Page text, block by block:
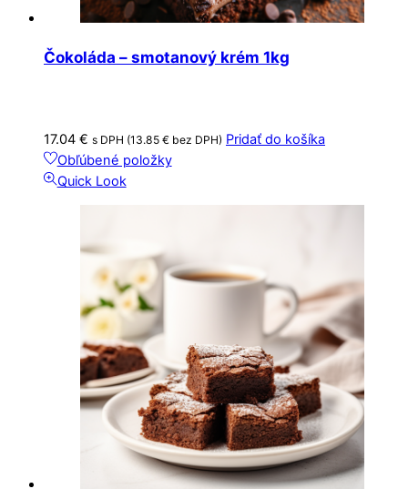
Čokoláda – smotanový krém 1kg
17.04 € s DPH (13.85 € bez DPH) Pridať do košíka
Obľúbené položky
Quick Look